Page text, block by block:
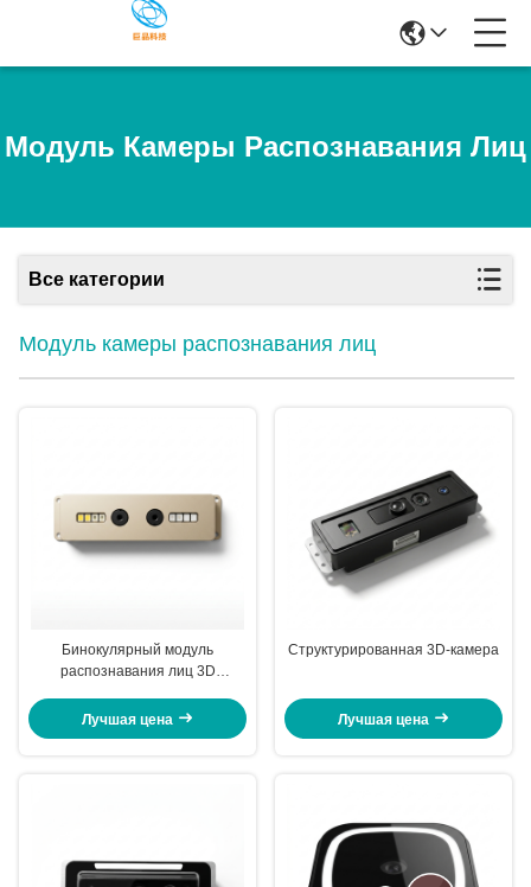
Модуль Камеры Распознавания Лиц
Все категории
Модуль камеры распознавания лиц
Бинокулярный модуль
распознавания лиц 3D
Лучшая цена
Структурированная 3D-камера
Лучшая цена